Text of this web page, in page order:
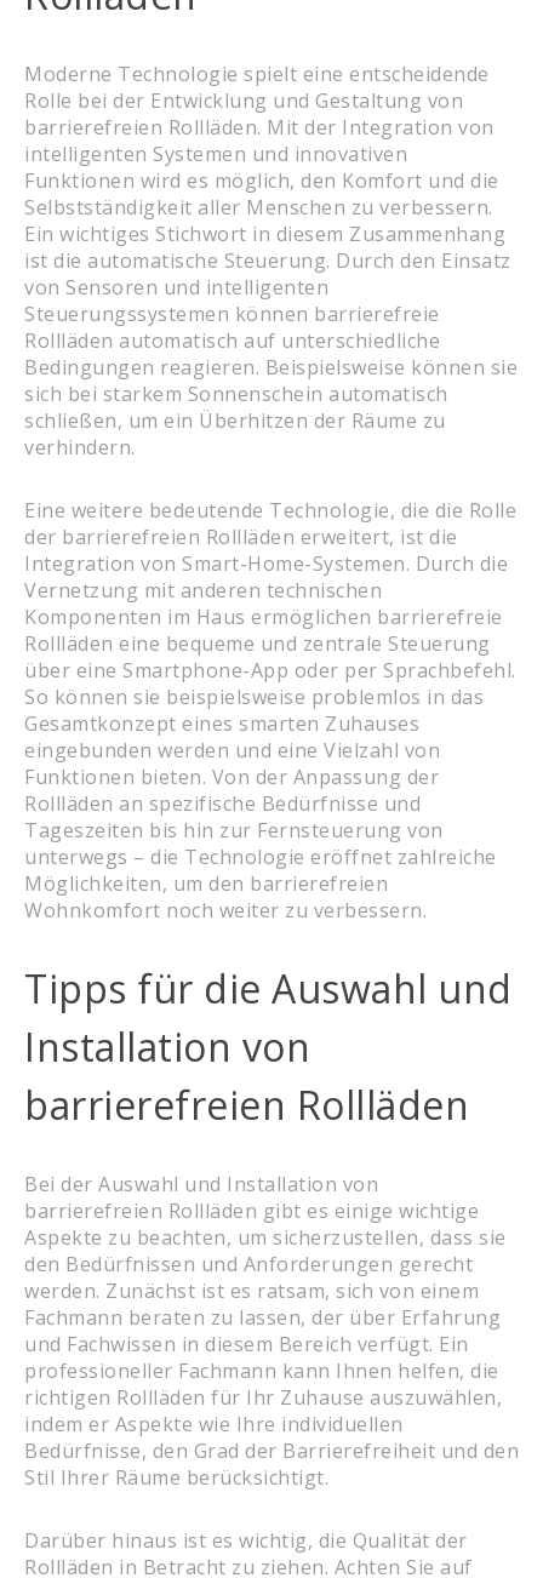
Moderne Technologie spielt eine entscheidende
Rolle bei der Entwicklung und Gestaltung von
barrierefreien Rollläden. Mit der Integration von
intelligenten Systemen und innovativen
Funktionen wird es möglich, den Komfort und die
Selbstständigkeit aller Menschen zu verbessern.
Ein wichtiges Stichwort in diesem Zusammenhang
ist die automatische Steuerung. Durch den Einsatz
von Sensoren und intelligenten
Steuerungssystemen können barrierefreie
Rollläden automatisch auf unterschiedliche
Bedingungen reagieren. Beispielsweise können sie
sich bei starkem Sonnenschein automatisch
schließen, um ein Überhitzen der Räume zu
verhindern.
Eine weitere bedeutende Technologie, die die Rolle
der barrierefreien Rollläden erweitert, ist die
Integration von Smart-Home-Systemen. Durch die
Vernetzung mit anderen technischen
Komponenten im Haus ermöglichen barrierefreie
Rollläden eine bequeme und zentrale Steuerung
über eine Smartphone-App oder per Sprachbefehl.
So können sie beispielsweise problemlos in das
Gesamtkonzept eines smarten Zuhauses
eingebunden werden und eine Vielzahl von
Funktionen bieten. Von der Anpassung der
Rollläden an spezifische Bedürfnisse und
Tageszeiten bis hin zur Fernsteuerung von
unterwegs – die Technologie eröffnet zahlreiche
Möglichkeiten, um den barrierefreien
Wohnkomfort noch weiter zu verbessern.
Tipps für die Auswahl und
Installation von
barrierefreien Rollläden
Bei der Auswahl und Installation von
barrierefreien Rollläden gibt es einige wichtige
Aspekte zu beachten, um sicherzustellen, dass sie
den Bedürfnissen und Anforderungen gerecht
werden. Zunächst ist es ratsam, sich von einem
Fachmann beraten zu lassen, der über Erfahrung
und Fachwissen in diesem Bereich verfügt. Ein
professioneller Fachmann kann Ihnen helfen, die
richtigen Rollläden für Ihr Zuhause auszuwählen,
indem er Aspekte wie Ihre individuellen
Bedürfnisse, den Grad der Barrierefreiheit und den
Stil Ihrer Räume berücksichtigt.
Darüber hinaus ist es wichtig, die Qualität der
Rollläden in Betracht zu ziehen. Achten Sie auf